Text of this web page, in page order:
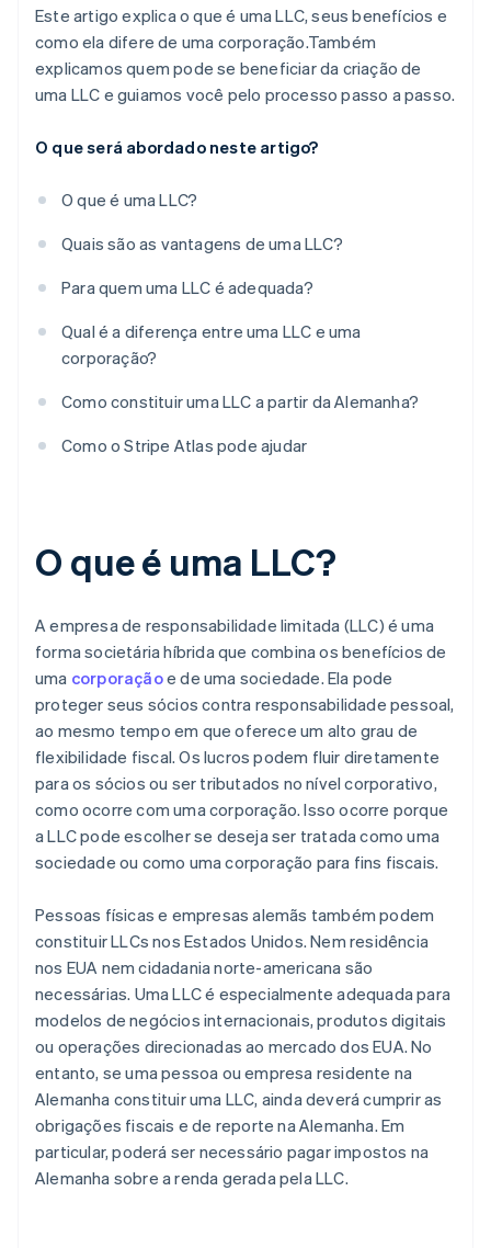
Esclarecer a tributação na Alemanha
Este artigo explica o que é uma LLC, seus benefícios e
como ela difere de uma corporação.Também
explicamos quem pode se beneficiar da criação de
uma LLC e guiamos você pelo processo passo a passo.
O que será abordado neste artigo?
O que é uma LLC?
Quais são as vantagens de uma LLC?
Para quem uma LLC é adequada?
Qual é a diferença entre uma LLC e uma
corporação?
Como constituir uma LLC a partir da Alemanha?
Como o Stripe Atlas pode ajudar
O que é uma LLC?
A empresa de responsabilidade limitada (LLC) é uma
forma societária híbrida que combina os benefícios de
uma corporaçãoe de uma sociedade. Ela pode
proteger seus sócios contra responsabilidade pessoal,
ao mesmo tempo em que oferece um alto grau de
flexibilidade fiscal. Os lucros podem fluir diretamente
para os sócios ou ser tributados no nível corporativo,
como ocorre com uma corporação. Isso ocorre porque
a LLC pode escolher se deseja ser tratada como uma
sociedade ou como uma corporação para fins fiscais.
Pessoas físicas e empresas alemãs também podem
constituir LLCs nos Estados Unidos. Nem residência
nos EUA nem cidadania norte-americana são
necessárias. Uma LLC é especialmente adequada para
modelos de negócios internacionais, produtos digitais
ou operações direcionadas ao mercado dos EUA. No
entanto, se uma pessoa ou empresa residente na
Alemanha constituir uma LLC, ainda deverá cumprir as
obrigações fiscais e de reporte na Alemanha. Em
particular, poderá ser necessário pagar impostos na
Alemanha sobre a renda gerada pela LLC.